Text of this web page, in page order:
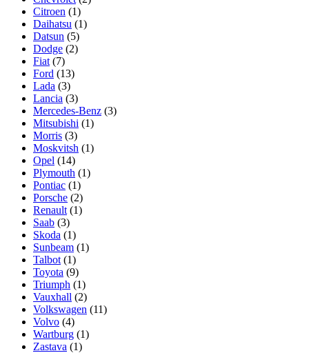
Citroen (1)
Daihatsu (1)
Datsun (5)
Dodge (2)
Fiat (7)
Ford (13)
Lada (3)
Lancia (3)
Mercedes-Benz (3)
Mitsubishi (1)
Morris (3)
Moskvitsh (1)
Opel (14)
Plymouth (1)
Pontiac (1)
Porsche (2)
Renault (1)
Saab (3)
Skoda (1)
Sunbeam (1)
Talbot (1)
Toyota (9)
Triumph (1)
Vauxhall (2)
Volkswagen (11)
Volvo (4)
Wartburg (1)
Zastava (1)